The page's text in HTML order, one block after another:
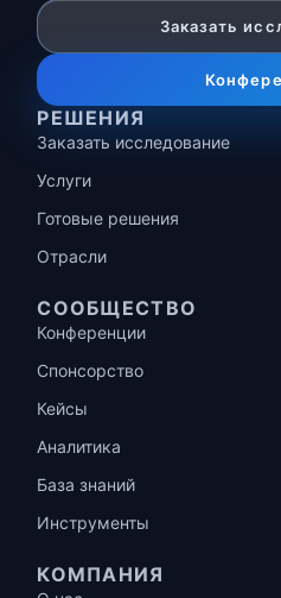
Заказать
РЕШЕНИЯ
Заказать исследование
Услуги
Готовые решения
Отрасли
СООБЩЕСТВО
Конференции
Спонсорство
Кейсы
Аналитика
База знаний
Инструменты
КОМПАНИЯ